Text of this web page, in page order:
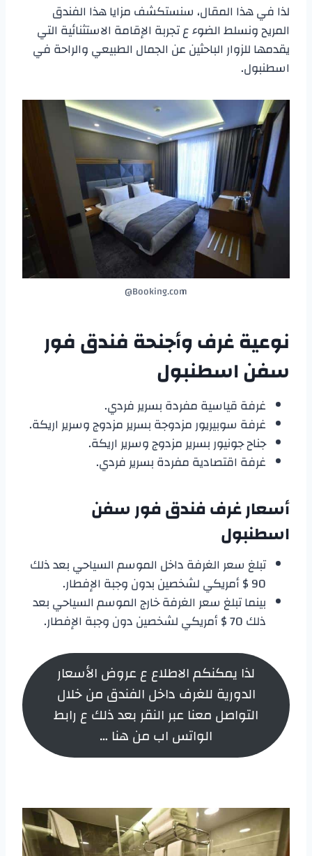
لذا في هذا المقال، سنستكشف مزايا هذا الفندق
المريح ونسلط الضوء ع تجربة الإقامة الاستثنائية التي
يقدمها للزوار الباحثين عن الجمال الطبيعي والراحة في
اسطنبول.
Booking.com@
نوعية غرف وأجنحة فندق فور
سفن اسطنبول
غرفة قياسية مفردة بسرير فردي.
غرفة سوبيريور مزدوجة بسرير مزدوج وسرير اريكة.
جناح جونيور بسرير مزدوج وسرير اريكة.
غرفة اقتصادية مفردة بسرير فردي.
أسعار غرف فندق فور سفن
اسطنبول
تبلغ سعر الغرفة داخل الموسم السياحي بعد ذلك
90 $ أمريكي لشخصين بدون وجبة الإفطار.
بينما تبلغ سعر الغرفة خارج الموسم السياحي بعد
ذلك 70 $ أمريكي لشخصين دون وجبة الإفطار.
لذا يمكنكم الاطلاع ع عروض الأسعار
الدورية للغرف داخل الفندق من خلال
التواصل معنا عبر النقر بعد ذلك ع رابط
الواتس اب من هنا …